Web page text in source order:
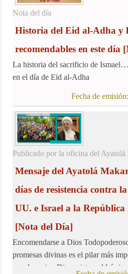
Nota del día
Historia del Eid al-Adha y
recomendables en este día
La historia del sacrificio de
en el día de Eid al-Adha
Fecha de emisión:
Publicado por la oficina del Ayatolá
Mensaje del Ayatolá
días de resistencia contra
UU. e Israel a la
[Nota del Día]
Encomendarse a Dios
promesas divinas es el pilar más
aquel a quien Dios asiste, saldrá sin